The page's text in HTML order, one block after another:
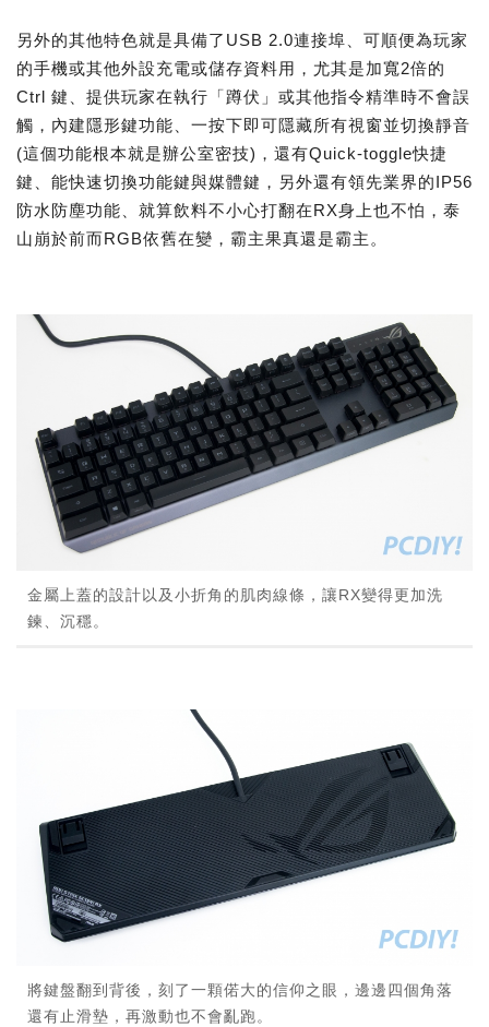
另外的其他特色就是具備了USB 2.0連接埠、可順便為玩家
的手機或其他外設充電或儲存資料用，尤其是加寬2倍的
Ctrl 鍵、提供玩家在執行「蹲伏」或其他指令精準時不會誤
觸，內建隱形鍵功能、一按下即可隱藏所有視窗並切換靜音
(這個功能根本就是辦公室密技)，還有Quick-toggle快捷
鍵、能快速切換功能鍵與媒體鍵，另外還有領先業界的IP56
防水防塵功能、就算飲料不小心打翻在RX身上也不怕，泰
山崩於前而RGB依舊在變，霸主果真還是霸主。
金屬上蓋的設計以及小折角的肌肉線條，讓RX變得更加洗
鍊、沉穩。
將鍵盤翻到背後，刻了一顆偌大的信仰之眼，邊邊四個角落
還有止滑墊，再激動也不會亂跑。